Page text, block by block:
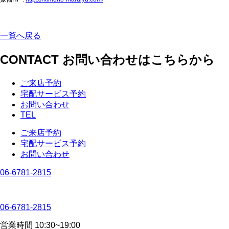
一覧へ戻る
CONTACT お問い合わせはこちらから
ご来店予約
宅配サービス予約
お問い合わせ
TEL
ご来店予約
宅配サービス予約
お問い合わせ
06-6781-2815
06-6781-2815
営業時間 10:30~19:00